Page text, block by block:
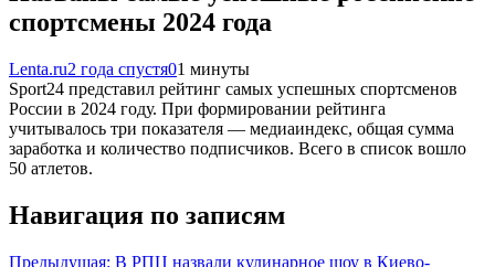
спортсмены 2024 года
Lenta.ru2 года спустя01 минуты
Sport24 представил рейтинг самых успешных спортсменов
России в 2024 году. При формировании рейтинга
учитывалось три показателя — медиаиндекс, общая сумма
заработка и количество подписчиков. Всего в список вошло
50 атлетов.
Навигация по записям
Предыдущая: В РПЦ назвали кулинарное шоу в Киево-